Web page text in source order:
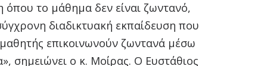
όπου το μάθημα δεν είναι ζωντανό,
διαδικτυακή εκπαίδευση που
επικοινωνούν ζωντανά μέσω
σημειώνει ο κ. Μοίρας. Ο Ευστάθιος